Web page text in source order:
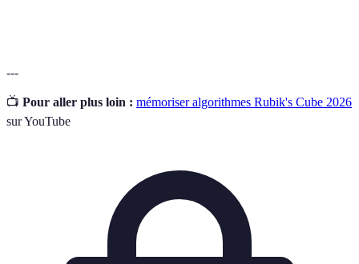
---
📺 Pour aller plus loin : mémoriser algorithmes Rubik's Cube 2026
sur YouTube